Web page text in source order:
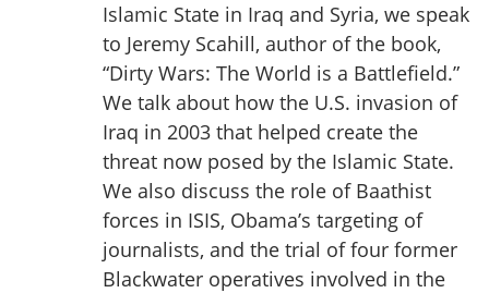
Islamic State in Iraq and Syria, we speak
to Jeremy Scahill, author of the book,
“Dirty Wars: The World is a Battlefield.”
We talk about how the U.S. invasion of
Iraq in 2003 that helped create the
threat now posed by the Islamic State.
We also discuss the role of Baathist
forces in ISIS, Obama’s targeting of
journalists, and the trial of four former
Blackwater operatives involved in the